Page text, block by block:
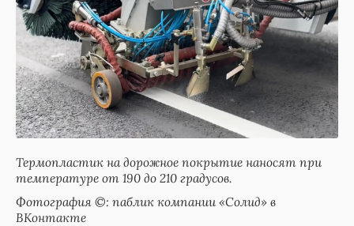
Термопластик на дорожное покрытие наносят при
температуре от 190 до 210 градусов.
Фотография ©: паблик компании «Солид» в
ВКонтакте